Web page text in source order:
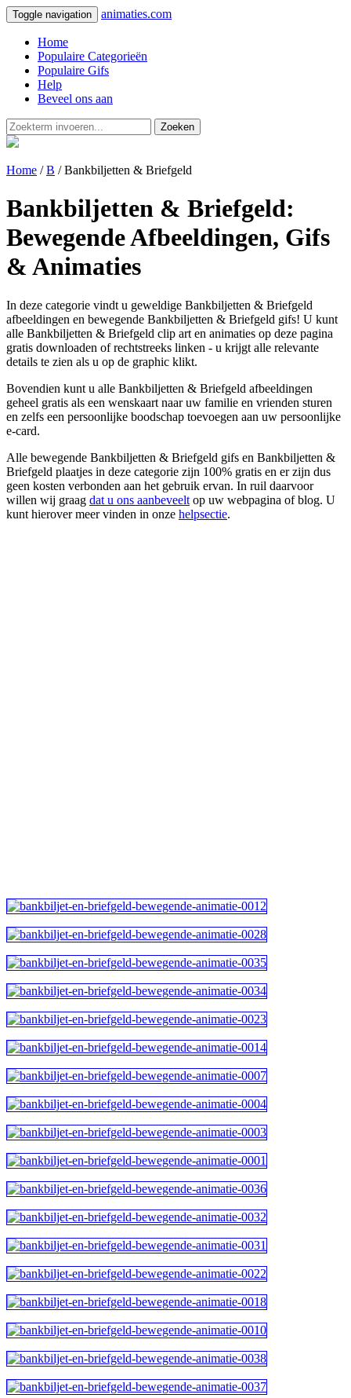
Toggle navigation animaties.com
Home
Populaire Categorieën
Populaire Gifs
Help
Beveel ons aan
Zoeken
Home /B / Bankbiljetten & Briefgeld
Bankbiljetten & Briefgeld:
Bewegende Afbeeldingen, Gifs
& Animaties
In deze categorie vindt u geweldige Bankbiljetten & Briefgeld
afbeeldingen en bewegende Bankbiljetten & Briefgeld gifs! U kunt
alle Bankbiljetten & Briefgeld clip art en animaties op deze pagina
gratis downloaden of rechtstreeks linken - u krijgt alle relevante
details te zien als u op de graphic klikt.
Bovendien kunt u alle Bankbiljetten & Briefgeld afbeeldingen
geheel gratis als een wenskaart naar uw familie en vrienden sturen
en zelfs een persoonlijke boodschap toevoegen aan uw persoonlijke
e-card.
Alle bewegende Bankbiljetten & Briefgeld gifs en Bankbiljetten &
Briefgeld plaatjes in deze categorie zijn 100% gratis en er zijn dus
geen kosten verbonden aan het gebruik ervan. In ruil daarvoor
willen wij graag dat u ons aanbeveelt op uw webpagina of blog. U
kunt hierover meer vinden in onze helpsectie.